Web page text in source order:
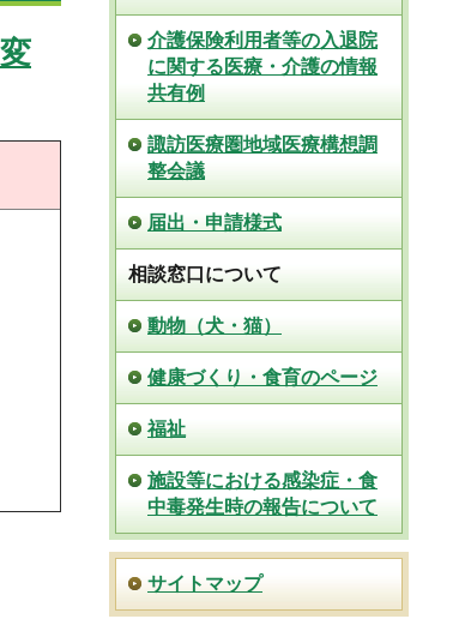
介護保険利用者等の入退院
に関する医療・介護の情報
共有例
諏訪医療圏地域医療構想調
整会議
届出・申請様式
相談窓口について
動物（犬・猫）
健康づくり・食育のページ
福祉
施設等における感染症・食
中毒発生時の報告について
サイトマップ